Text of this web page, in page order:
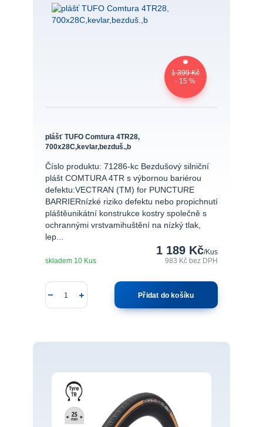
1 399 Kč
- 15 %
plášť TUFO Comtura 4TR28,
700x28C,kevlar,bezduš.,b
Číslo produktu: 71286-kc Bezdušový silniční
plášt COMTURA 4TR s výbornou bariérou
defektu:VECTRAN (TM) for PUNCTURE
BARRIERnízké riziko defektu nebo propichnutí
pláštěunikátní konstrukce kostry společně s
ochrannými vrstvamihuštění na nízký tlak,
lep...
1 189 Kč/Kus
983 Kč bez DPH
skladem 10 Kus
Přidat do košíku